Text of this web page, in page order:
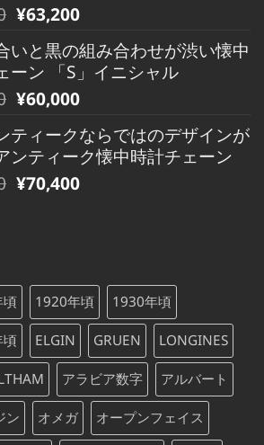
は
¥480,000
で
す。
現
の
価
格
は
¥79,000
で
す。
¥63,200
いと黒の組み合わせが渋い懐中
ーン 「S」イニシャル
現
の
価
格
¥60,000
ティークならではのデザインが
ンティーク懐中時計チェーン
現
は
¥88,000
で
す。
¥70,400
頃 1920年頃 1930年頃
頃 ELGIN GRUEN LONGINES
アラビア数字 アルバート
ン オメガ オープンフェイス